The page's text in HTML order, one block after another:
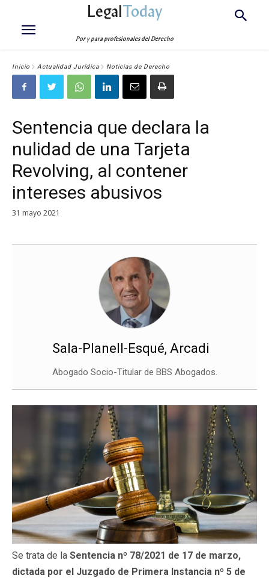
LegalToday
Por y para profesionales del Derecho
Inicio Actualidad Jurídica Noticias de Derecho
Sentencia que declara la
nulidad de una Tarjeta
Revolving, al contener
intereses abusivos
31 mayo 2021
Sala-Planell-Esqué, Arcadi
Abogado Socio-Titular de BBS Abogados.
Se trata de la Sentencia nº 78/2021 de 17 de marzo,
dictada por el Juzgado de Primera Instancia nº 5 de